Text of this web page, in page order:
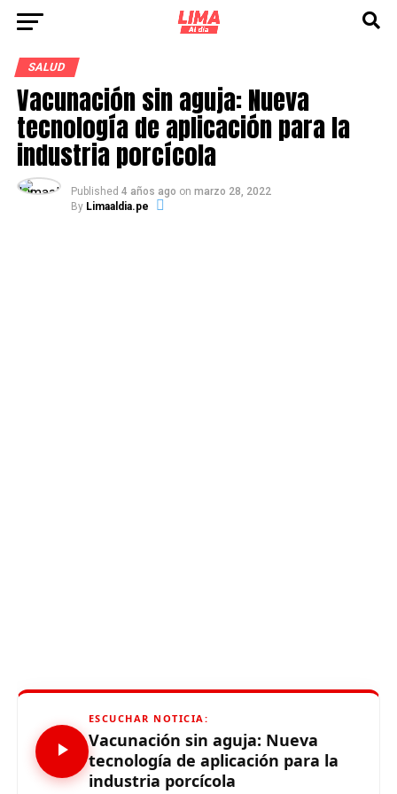
SALUD
Vacunación sin aguja: Nueva
tecnología de aplicación para la
industria porcícola
Published 4 años ago on marzo 28, 2022
By Limaaldia.pe
ESCUCHAR NOTICIA:
Vacunación sin aguja: Nueva
tecnología de aplicación para la
industria porcícola